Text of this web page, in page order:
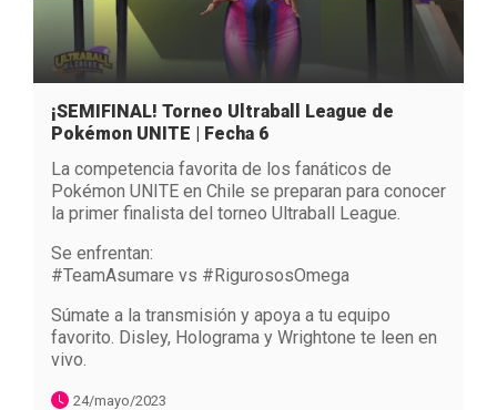
¡SEMIFINAL! Torneo Ultraball League de
Pokémon UNITE | Fecha 6
La competencia favorita de los fanáticos de
Pokémon UNITE en Chile se preparan para conocer
la primer finalista del torneo Ultraball League.
Se enfrentan:
#TeamAsumare vs #RigurososOmega
Súmate a la transmisión y apoya a tu equipo
favorito. Disley, Holograma y Wrightone te leen en
vivo.
24/mayo/2023